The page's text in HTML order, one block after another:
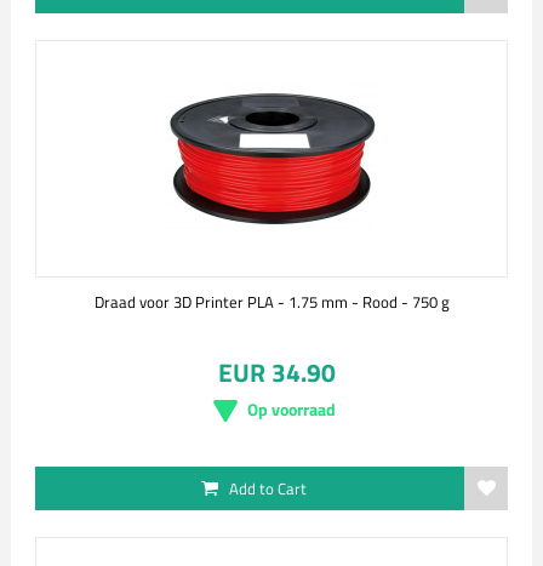
Draad voor 3D Printer PLA - 1.75 mm - Rood - 750 g
EUR 34.90
Op voorraad
Add to Cart